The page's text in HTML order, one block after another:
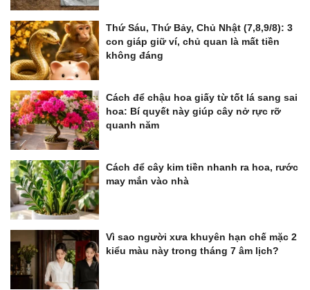
Thứ Sáu, Thứ Bảy, Chủ Nhật (7,8,9/8): 3
con giáp giữ ví, chủ quan là mất tiền
không đáng
Cách để chậu hoa giấy từ tốt lá sang sai
hoa: Bí quyết này giúp cây nở rực rỡ
quanh năm
Cách để cây kim tiền nhanh ra hoa, rước
may mắn vào nhà
Vì sao người xưa khuyên hạn chế mặc 2
kiểu màu này trong tháng 7 âm lịch?